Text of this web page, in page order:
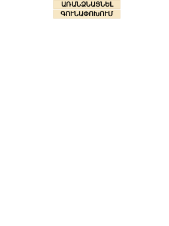
ԱՌԱՆՁՆԱՑՆԵԼ
ԳՈՒՆԱՓՈԽՈՒՄ